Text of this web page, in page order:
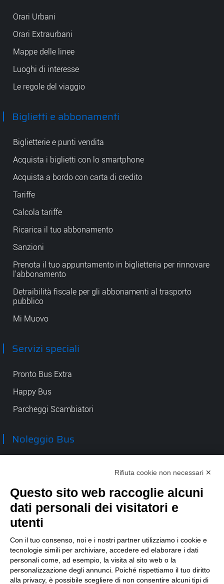
Orari Urbani
Orari Extraurbani
Mappe delle linee
Luoghi di interesse
Le regole del viaggio
Biglietti e abbonamenti
Biglietterie e punti vendita
Acquista i biglietti con lo smartphone
Acquista a bordo con carta di credito
Tariffe
Calcola tariffe
Ricarica il tuo abbonamento
Sanzioni
Prenota il tuo appuntamento in biglietteria per rinnovare
l'abbonamento
Detraibilità fiscale per gli abbonamenti al trasporto
pubblico
Mi Muovo
Servizi speciali
Pronto Bus Extra
Happy Bus
Parcheggi Scambiatori
Noleggio Bus
Contatti
TEP spa
Via Taro 12
43125 Parma
Tel.0521.2141
E-mail:tep@tep.pr.it
Rifiuta cookie non necessari ✕
Questo sito web raccoglie alcuni
dati personali dei visitatori e
utenti
Con il tuo consenso, noi e i nostri partner utilizziamo i cookie e
tecnologie simili per archiviare, accedere ed elaborare i dati
personali come, ad esempio, la visita al sito web o la
personalizzazione degli annunci. Poiché rispettiamo il tuo diritto
alla privacy, è possibile scegliere di non consentire alcuni tipi di